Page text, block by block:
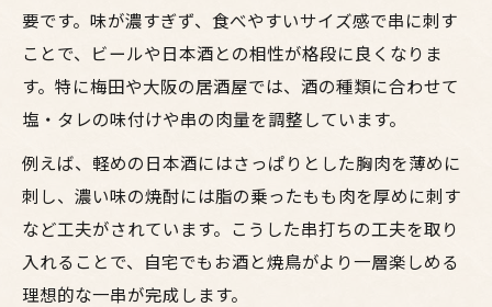
要です。味が濃すぎず、食べやすいサイズ感で串に刺す
ことで、ビールや日本酒との相性が格段に良くなりま
す。特に梅田や大阪の居酒屋では、酒の種類に合わせて
塩・タレの味付けや串の肉量を調整しています。
例えば、軽めの日本酒にはさっぱりとした胸肉を薄めに
刺し、濃い味の焼酎には脂の乗ったもも肉を厚めに刺す
など工夫がされています。こうした串打ちの工夫を取り
入れることで、自宅でもお酒と焼鳥がより一層楽しめる
理想的な一串が完成します。